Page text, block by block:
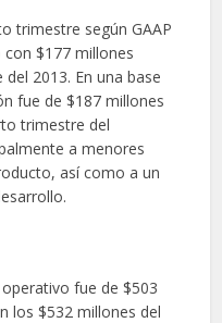
trimestre según GAAP
$177 millones
2013. En una base
fue de $187 millones
trimestre del
a menores
así como a un
fue de $503
los $532 millones del